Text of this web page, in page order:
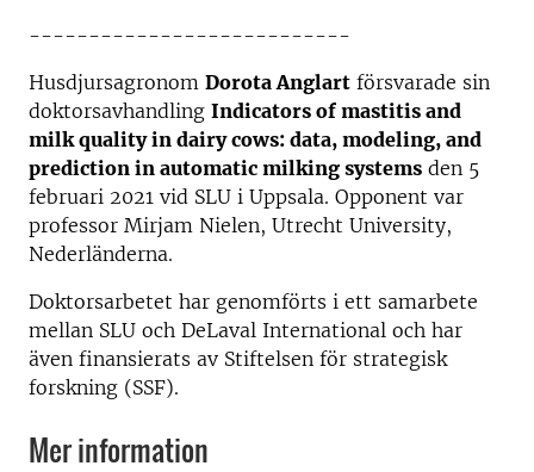
---------------------------
Husdjursagronom Dorota Anglart försvarade sin
doktorsavhandling Indicators of mastitis and
milk quality in dairy cows: data, modeling, and
prediction in automatic milking systems den 5
februari 2021 vid SLU i Uppsala. Opponent var
professor Mirjam Nielen, Utrecht University,
Nederländerna.
Doktorsarbetet har genomförts i ett samarbete
mellan SLU och DeLaval International och har
även finansierats av Stiftelsen för strategisk
forskning (SSF).
Mer information